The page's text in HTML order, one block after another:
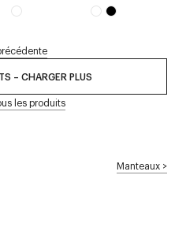
– CHARGER PLUS
les produits
Manteaux >